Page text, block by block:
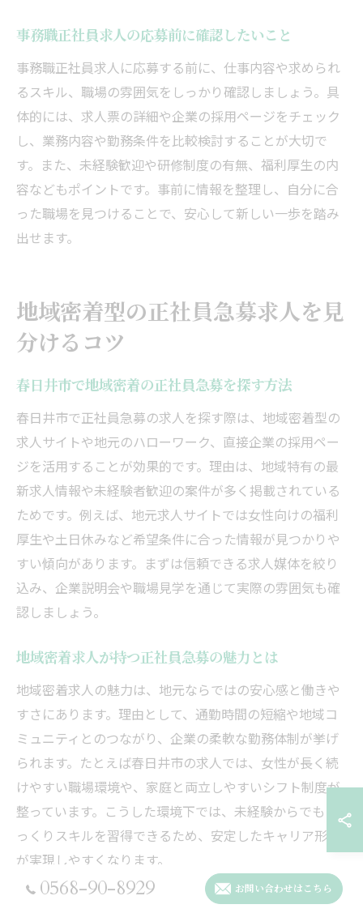
事務職正社員求人の応募前に確認したいこと
事務職正社員求人に応募する前に、仕事内容や求められ
るスキル、職場の雰囲気をしっかり確認しましょう。具
体的には、求人票の詳細や企業の採用ページをチェック
し、業務内容や勤務条件を比較検討することが大切で
す。また、未経験歓迎や研修制度の有無、福利厚生の内
容などもポイントです。事前に情報を整理し、自分に合
った職場を見つけることで、安心して新しい一歩を踏み
出せます。
地域密着型の正社員急募求人を見
分けるコツ
春日井市で地域密着の正社員急募を探す方法
春日井市で正社員急募の求人を探す際は、地域密着型の
求人サイトや地元のハローワーク、直接企業の採用ペー
ジを活用することが効果的です。理由は、地域特有の最
新求人情報や未経験者歓迎の案件が多く掲載されている
ためです。例えば、地元求人サイトでは女性向けの福利
厚生や土日休みなど希望条件に合った情報が見つかりや
すい傾向があります。まずは信頼できる求人媒体を絞り
込み、企業説明会や職場見学を通じて実際の雰囲気も確
認しましょう。
地域密着求人が持つ正社員急募の魅力とは
地域密着求人の魅力は、地元ならではの安心感と働きや
すさにあります。理由として、通勤時間の短縮や地域コ
ミュニティとのつながり、企業の柔軟な勤務体制が挙げ
られます。たとえば春日井市の求人では、女性が長く続
けやすい職場環境や、家庭と両立しやすいシフト制度が
整っています。こうした環境下では、未経験からでもじ
っくりスキルを習得できるため、安定したキャリア形成
が実現しやすくなります。
地元で長く働ける正社員求人の選び方を解説
0568-90-8929 お問い合わせはこちら